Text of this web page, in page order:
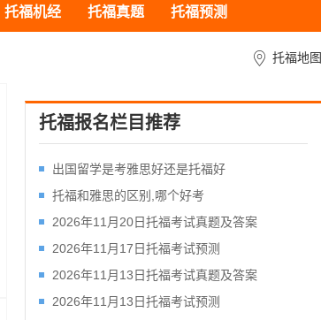
托福机经 托福真题 托福预测
托福地图
托福报名栏目推荐
出国留学是考雅思好还是托福好
托福和雅思的区别,哪个好考
2026年11月20日托福考试真题及答案
2026年11月17日托福考试预测
2026年11月13日托福考试真题及答案
2026年11月13日托福考试预测